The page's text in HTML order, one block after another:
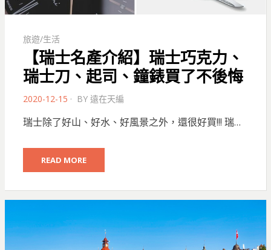
旅遊/生活
【瑞士名產介紹】瑞士巧克力、
瑞士刀、起司、鐘錶買了不後悔
POSTED
2020-12-15 BY 遠在天編
瑞士除了好山、好水、好風景之外，還很好買!!! 瑞…
READ MORE